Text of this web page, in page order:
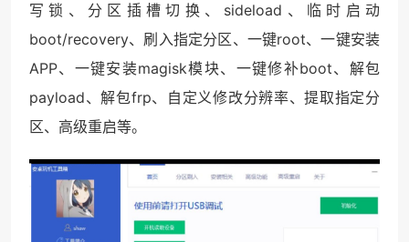
写锁、分区插槽切换、sideload、临时启动
boot/recovery、刷入指定分区、一键root、一键安装
APP、一键安装magisk模块、一键修补boot、解包
payload、解包frp、自定义修改分辨率、提取指定分
区、高级重启等。